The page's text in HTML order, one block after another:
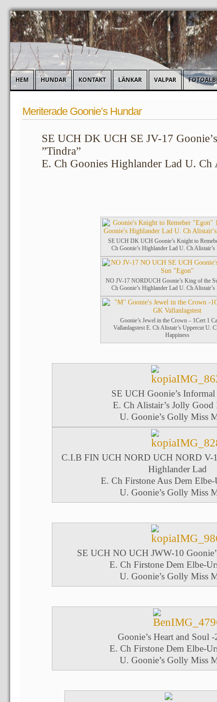
HEM HUNDAR KONTAKT LÄNKAR VALPAR
Meriterade Goonie’s Hundar
SE UCH DK UCH SE JV-17
”Tindra”
E. Ch Goonies Highlander Lad U. Ch
SE UCH DK UCH Goonie’s Knight to
Ch Goonie’s Highlander Lad U. Ch
NO JV-17 NORDUCH Goonie’s King of the
Ch Goonie’s Highlander Lad U. Ch
Goonie’s Jewel in the Crown – 1Cert 1
Vallanlagstest E. Ch Alistair’s Uppercut U.
Happiness
SE UCH Goonie’s
E. Ch Alistair’s Jolly Good
U. Goonie’s Golly Miss
C.I.B FIN UCH NORD UCH NORD V-
Highlander Lad
E. Ch Firstone Aus Dem
U. Goonie’s Golly Miss
SE UCH NO UCH JWW-10
E. Ch Firstone Dem Elbe-
U. Goonie’s Golly Miss
Goonie’s Heart and Soul -
E. Ch Firstone Dem Elbe-
U. Goonie’s Golly Miss